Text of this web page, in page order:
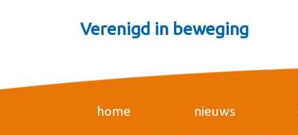
Verenigd in beweging
home nieuws